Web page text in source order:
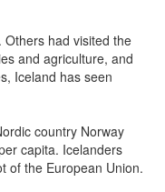
had visited the
and agriculture, and
Iceland has seen
country Norway
capita. Icelanders
of the European Union.